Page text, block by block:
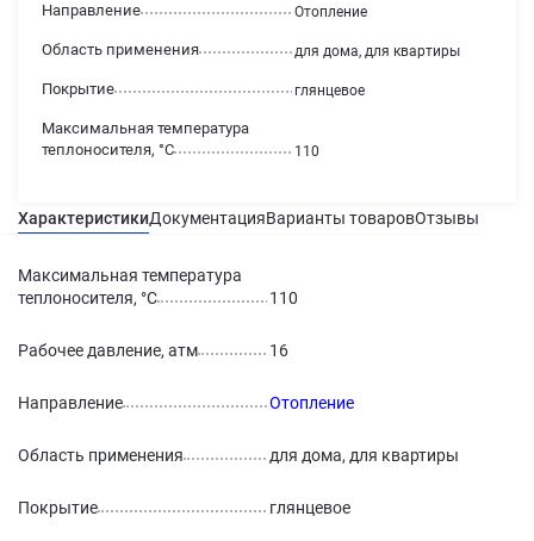
Максимальная температура
теплоносителя, °С
110
Направление Отопление
Область применения для дома, для квартиры
Покрытие глянцевое
ХарактеристикиДокументацияВарианты товаровОтзывы
Максимальная температура
теплоносителя, °С
110
Рабочее давление, атм 16
Направление Отопление
Область применения для дома, для квартиры
Покрытие глянцевое